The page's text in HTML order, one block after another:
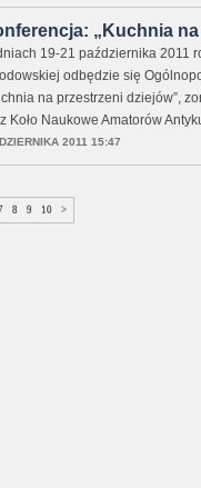
„Kuchnia
19-21 października 2011
odbędzie się
na przestrzeni dziejów”,
Koło Naukowe Amatorów
2011 15:47
8 9 10 >